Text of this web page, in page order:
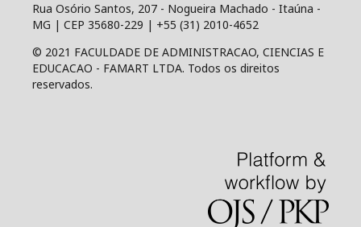
Rua Osório Santos, 207 - Nogueira Machado - Itaúna -
MG | CEP 35680-229 | +55 (31) 2010-4652
© 2021 FACULDADE DE ADMINISTRACAO, CIENCIAS E
EDUCACAO - FAMART LTDA. Todos os direitos
reservados.